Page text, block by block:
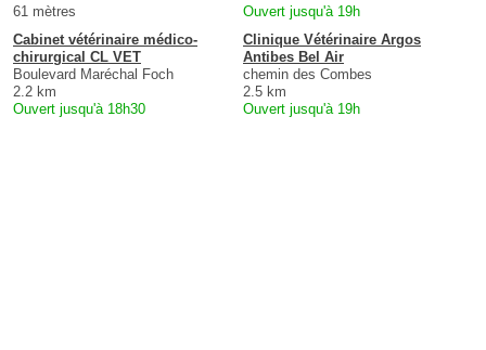
61 mètres
Ouvert jusqu'à 19h
Cabinet vétérinaire médico-
chirurgical CL VET
Boulevard Maréchal Foch
2.2 km
Ouvert jusqu'à 18h30
Clinique Vétérinaire Argos
Antibes Bel Air
chemin des Combes
2.5 km
Ouvert jusqu'à 19h